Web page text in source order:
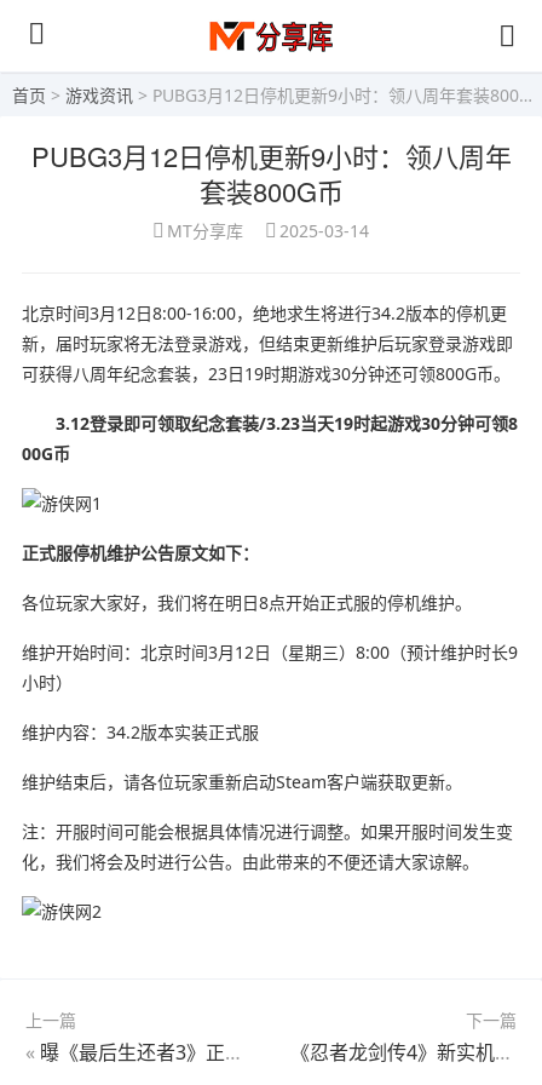
首页 > 游戏资讯 > PUBG3月12日停机更新9小时：领八周年套装800G币
PUBG3月12日停机更新9小时：领八周年
套装800G币
MT分享库 2025-03-14
北京时间3月12日8:00-16:00，绝地求生将进行34.2版本的停机更
新，届时玩家将无法登录游戏，但结束更新维护后玩家登录游戏即
可获得八周年纪念套装，23日19时期游戏30分钟还可领800G币。
3.12登录即可领取纪念套装/3.23当天19时起游戏30分钟可领8
00G币
正式服停机维护公告原文如下：
各位玩家大家好，我们将在明日8点开始正式服的停机维护。
维护开始时间：北京时间3月12日（星期三）8:00（预计维护时长9
小时）
维护内容：34.2版本实装正式服
维护结束后，请各位玩家重新启动Steam客户端获取更新。
注：开服时间可能会根据具体情况进行调整。如果开服时间发生变
化，我们将会及时进行公告。由此带来的不便还请大家谅解。
上一篇
« 曝《最后生还者3》正在制作中！部分场景已完成拍摄
下一篇
《忍者龙剑传4》新实机公布：隼龙”饭纲落”连招展示！